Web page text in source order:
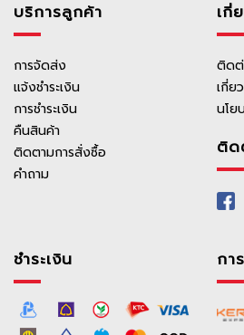
กดดาวน์โหลดแบบฟอร์มการเคล
2) กรอกข้อมูลในแบบฟอร์ม
Serial/รหัสสินค้า, ชื่อ
ใบเสร็จ, รูปถ่า
3) ส่งหลักฐาน
บริการลูกค้า
การจัดส่ง
แจ้งชำระเงิน
การชำระเงิน
คืนสินค้า
ติดตามการสั่งซื้อ
คำถาม
เกี่
ติดต่
เกี่ย
นโย
ติด
ชำระเงิน กา